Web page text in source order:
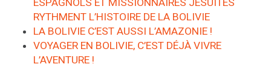
ESPAGNOLS ET MISSIONNAIRES JÉSUITES
RYTHMENT L’HISTOIRE DE LA BOLIVIE
LA BOLIVIE C’EST AUSSI L’AMAZONIE !
VOYAGER EN BOLIVIE, C’EST DÉJÀ VIVRE
L’AVENTURE !